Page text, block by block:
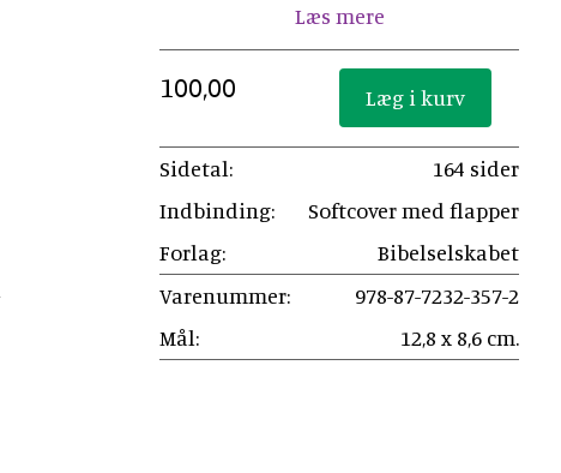
Læs mere
100,00
Sidetal:
164 sider
Indbinding:
Softcover med flapper
Forlag:
Bibelselskabet
Varenummer:
978-87-7232-357-2
Mål:
12,8 x 8,6 cm.